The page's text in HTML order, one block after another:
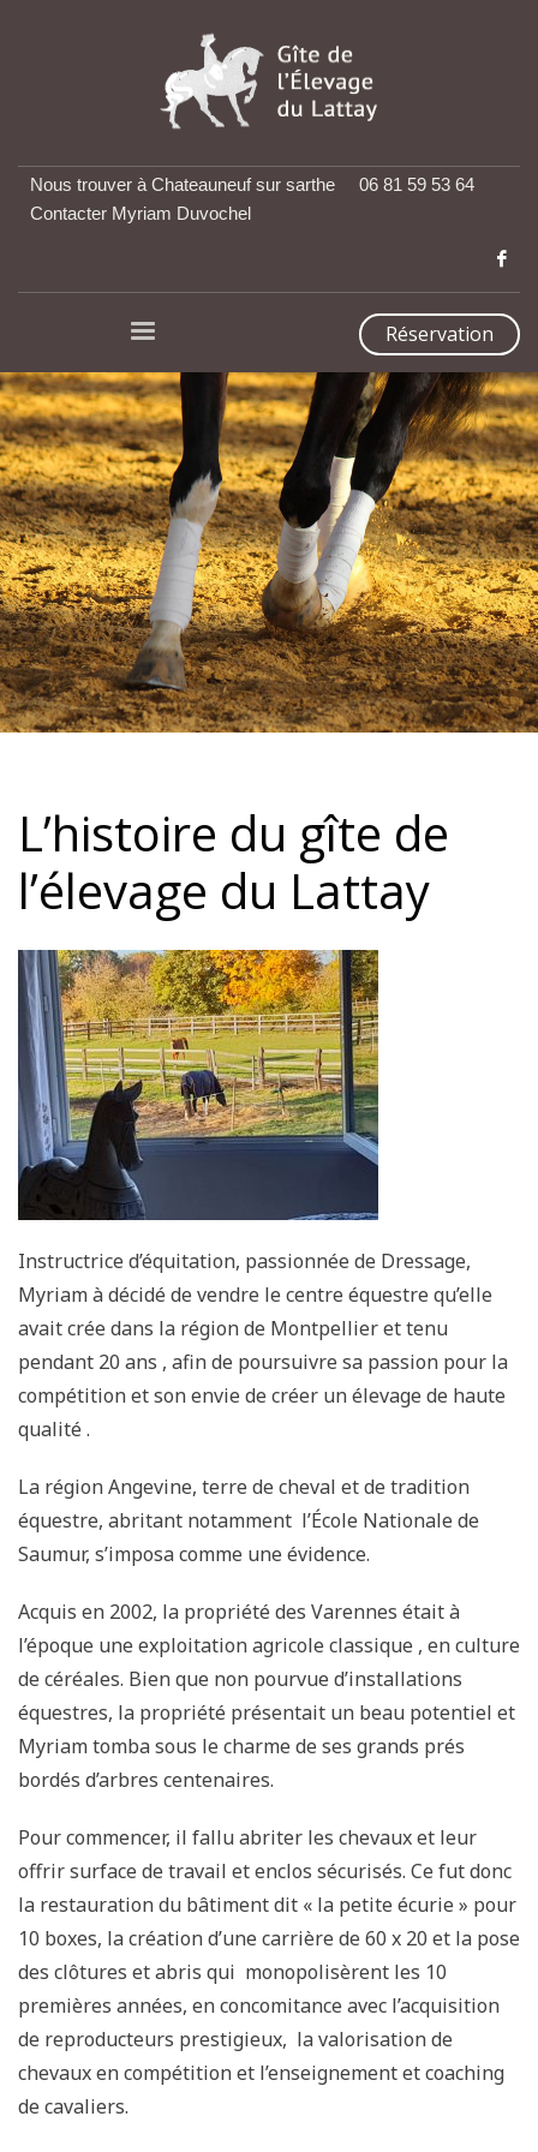
Nous trouver à Chateauneuf sur sarthe
06 81 59 53 64
Contacter Myriam Duvochel
Réservation
L’histoire du gîte de
l’élevage du Lattay
Instructrice d’équitation, passionnée de Dressage,
Myriam à décidé de vendre le centre équestre qu’elle
avait crée dans la région de Montpellier et tenu
pendant 20 ans , afin de poursuivre sa passion pour la
compétition et son envie de créer un élevage de haute
qualité .
La région Angevine, terre de cheval et de tradition
équestre, abritant notamment l’École Nationale de
Saumur, s’imposa comme une évidence.
Acquis en 2002, la propriété des Varennes était à
l’époque une exploitation agricole classique , en culture
de céréales. Bien que non pourvue d’installations
équestres, la propriété présentait un beau potentiel et
Myriam tomba sous le charme de ses grands prés
bordés d’arbres centenaires.
Pour commencer, il fallu abriter les chevaux et leur
offrir surface de travail et enclos sécurisés. Ce fut donc
la restauration du bâtiment dit « la petite écurie » pour
10 boxes, la création d’une carrière de 60 x 20 et la pose
des clôtures et abris qui monopolisèrent les 10
premières années, en concomitance avec l’acquisition
de reproducteurs prestigieux, la valorisation de
chevaux en compétition et l’enseignement et coaching
de cavaliers.